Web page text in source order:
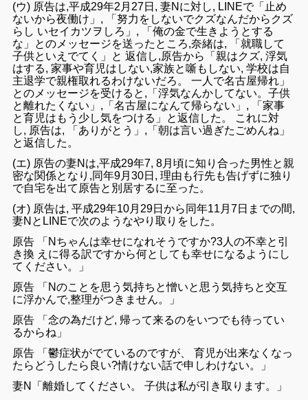
(ウ) 原告は,平成29年2月27日 , 妻N に対し, LINEで「止め
ないから夜働け 」 , 「努力 を しないでクズなんだから クズ
らし いセイカツヲしろ」 , 「俺の金で生きよう とする
な」との メッセージを送ったところ,奈緒は, 「 就職して
子供といえでてく」と返信し,原告から「親はクズ, 浮気
はする, 家事や育児はしない,家族と 噺も しない, 学校は自
主退学で親権取れるわけないだろ 。一人で名古屋帰れ」
とのメッセージを受けると,「浮気なんかしてない。子供
と離れたく ない 」 , 「名古屋になんて帰らない」,
「家事
と育児はもう少し気をつける 」と返信した。 これに対
し, 原告は, 「ありがとう」 ,「朝は言い過ぎたごめんね」
と返信した。
(エ) 原告の妻N は,平成29年7,8月頃に知り合った男性と親
密な関係と なり ,同年9月30日 ,理由 も行先も告げずに独り
で自宅を出て原告と 別居するに至った。
(オ) 原告は,平成29年10月 29日から同年11 月7日までの間,
妻Nと LINEで次のよう なやり取りをした 。
原告 「N ちゃんは幸せになれそうですか?3人の不幸と 引
き換 え に得る訳ですから何としても幸せになる よう に し
てください。」
原告
「Nのこと を思う気持ちと憎いと思う気持ちと交互
に浮かんで,整理がつき ません。」
原告
「念の為だけど, 帰って来るのをいつでも待ってい
るからね 」
原告 「鬱症状がでているのですが 、 育児が出来なく なっ
たらどう したら良い?情けない話で申しわけない。」
妻N
「離婚してください。子供は私が引き取ります。」